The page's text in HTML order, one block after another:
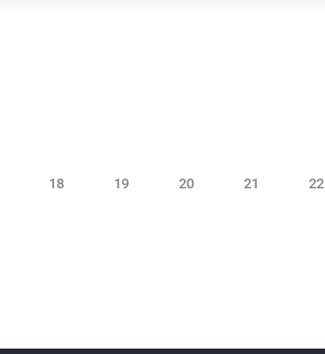
18 19 20 21 22